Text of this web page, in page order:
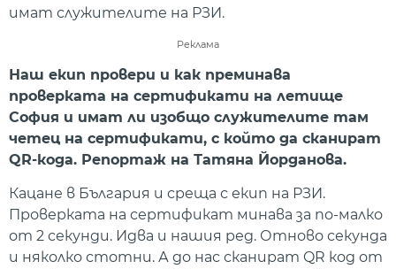
имат служителите на РЗИ.
Реклама
Наш екип провери и как преминава
проверката на сертификати на летище
София и имат ли изобщо служителите там
четец на сертификати, с който да сканират
QR-кода. Репортаж на Татяна Йорданова.
Кацане в България и среща с екип на РЗИ.
Проверката на сертификат минава за по-малко
от 2 секунди. Идва и нашия ред. Отново секунда
и няколко стотни. А до нас сканират QR код от